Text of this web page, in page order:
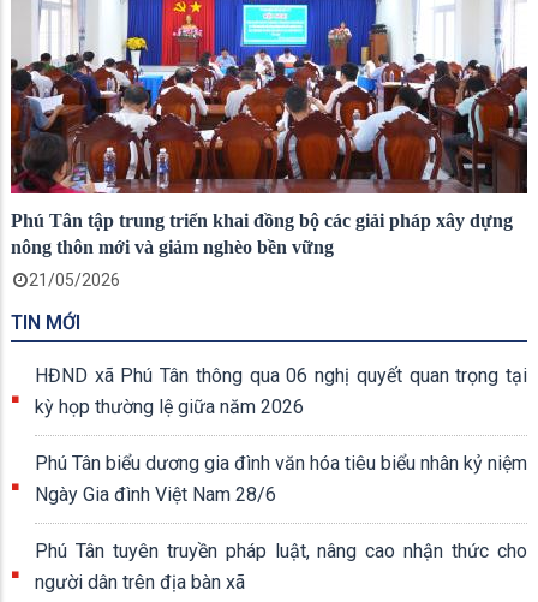
Phú Tân tập trung triển khai đồng bộ các giải pháp xây dựng
nông thôn mới và giảm nghèo bền vững
21/05/2026
TIN MỚI
HĐND xã Phú Tân thông qua 06 nghị quyết quan trọng tại
kỳ họp thường lệ giữa năm 2026
Phú Tân biểu dương gia đình văn hóa tiêu biểu nhân kỷ niệm
Ngày Gia đình Việt Nam 28/6
Phú Tân tuyên truyền pháp luật, nâng cao nhận thức cho
người dân trên địa bàn xã